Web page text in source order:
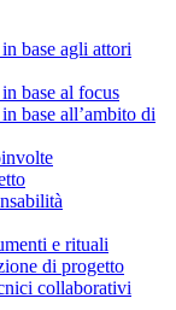
base agli attori
base al focus
base all’ambito di
e rituali
di progetto
collaborativi